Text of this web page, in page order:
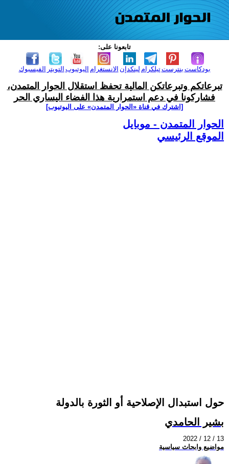
تابعونا على:
الفيسبوك التويتر اليوتيوب الانستغرام لينكدإن تيلكرامبنترست بودكاست
تبرعاتكم وتبرعاتكن المالية تحفظ استقلال الحوار المتمدن،
فشاركونا في دعم استمرارية هذا الفضاء اليساري الحر
[اشترك في قناة ‫«الحوار المتمدن» على اليوتيوب]
الحوار المتمدن - موبايل
الموقع الرئيسي
حول استبدال الإصلاحية أو الثورة بالدولة
بشير الحامدي
2022 / 12 / 13
مواضيع وابحاث سياسية